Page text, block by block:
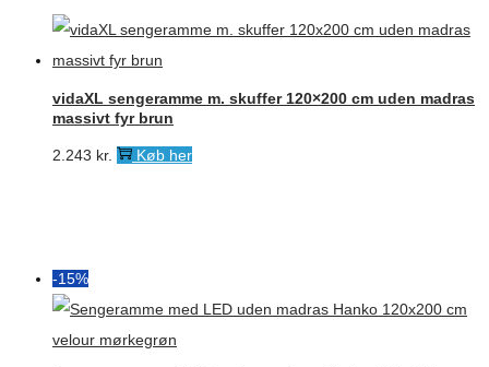
2.249 kr..1.799 kr..
vidaXL sengeramme m. skuffer 120×200 cm uden madras
massivt fyr brun
2.243 kr. Køb her
-15%